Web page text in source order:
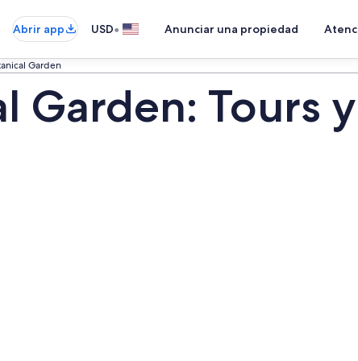
Abrir app USD• Anunciar una propiedad
Garden
Garden: Tours